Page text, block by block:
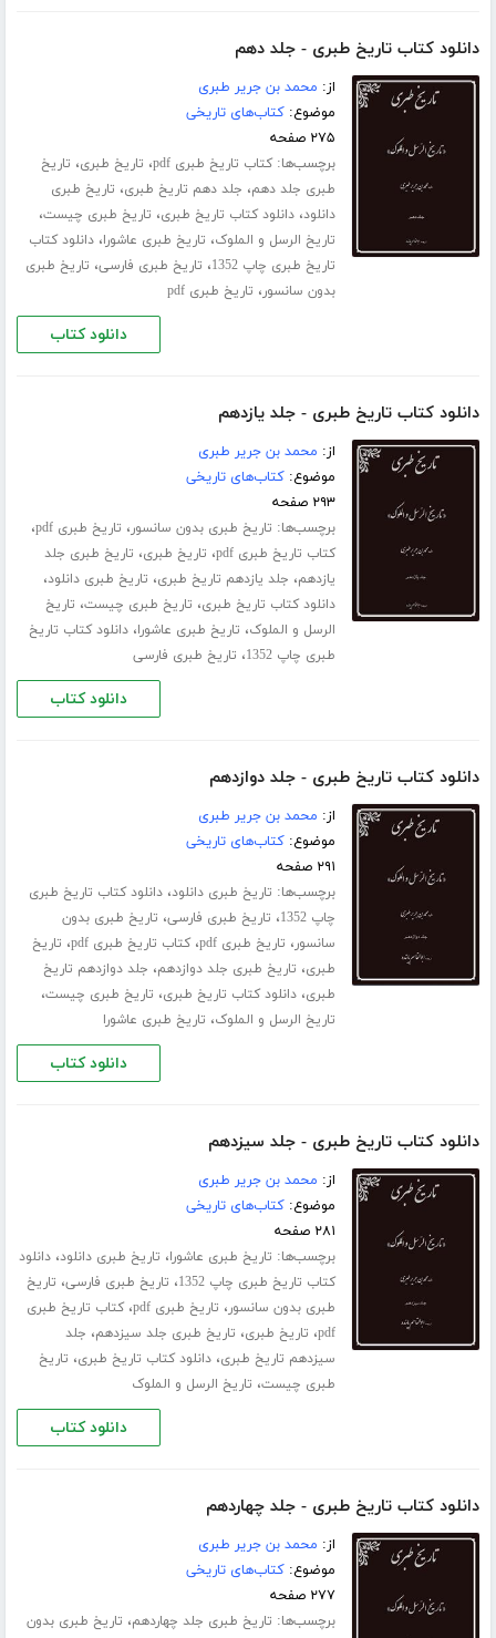
دانلود کتاب تاریخ طبری - جلد دهم
از: محمد بن جریر طبری
موضوع:کتاب‌های تاریخی
۲۷۵ صفحه
برچسب‌ها:کتاب تاریخ طبری pdf ، تاریخ طبری، تاریخ
طبری جلد ‌دهم، جلد دهم تاریخ طبری، تاریخ طبری
دانلود،دانلود کتاب تاریخ طبری، تاریخ طبری چیست،
تاریخ الرسل و الملوک، تاریخ طبری عاشورا،دانلود کتاب
تاریخ طبری چاپ 1352
، تاریخ طبری فارسی، تاریخ طبری
بدون سانسور، تاریخ طبری pdf
دانلود کتاب
دانلود کتاب تاریخ طبری - جلد یازدهم
از: محمد بن جریر طبری
موضوع:کتاب‌های تاریخی
۲۹۳ صفحه
برچسب‌ها: تاریخ طبری بدون سانسور، تاریخ طبری pdf ،
کتاب تاریخ طبری pdf ، تاریخ طبری، تاریخ طبری جلد
‌یازدهم، جلد یازدهم تاریخ طبری، تاریخ طبری دانلود،
دانلود کتاب تاریخ طبری، تاریخ طبری چیست، تاریخ
الرسل و الملوک، تاریخ طبری عاشورا،دانلود کتاب تاریخ
طبری چاپ 1352
، تاریخ طبری فارسی
دانلود کتاب
دانلود کتاب تاریخ طبری - جلد دوازدهم
از: محمد بن جریر طبری
موضوع:کتاب‌های تاریخی
۲۹۱ صفحه
برچسب‌ها: تاریخ طبری دانلود،دانلود کتاب تاریخ طبری
چاپ 1352
، تاریخ طبری فارسی، تاریخ طبری بدون
سانسور، تاریخ طبری pdf ،کتاب تاریخ طبری pdf ، تاریخ
طبری، تاریخ طبری جلد ‌دوازدهم، جلد دوازدهم تاریخ
طبری،دانلود کتاب تاریخ طبری، تاریخ طبری چیست،
تاریخ الرسل و الملوک، تاریخ طبری عاشورا
دانلود کتاب
دانلود کتاب تاریخ طبری - جلد سیزدهم
از: محمد بن جریر طبری
موضوع:کتاب‌های تاریخی
۲۸۱ صفحه
برچسب‌ها: تاریخ طبری عاشورا، تاریخ طبری دانلود،دانلود
کتاب تاریخ طبری چاپ 1352
، تاریخ طبری فارسی، تاریخ
طبری بدون سانسور، تاریخ طبری pdf ،کتاب تاریخ طبری
pdf، تاریخ طبری، تاریخ طبری جلد ‌سیزدهم، جلد
سیزدهم تاریخ طبری،دانلود کتاب تاریخ طبری، تاریخ
طبری چیست، تاریخ الرسل و الملوک
دانلود کتاب
دانلود کتاب تاریخ طبری - جلد چهاردهم
از: محمد بن جریر طبری
موضوع:کتاب‌های تاریخی
۲۷۷ صفحه
برچسب‌ها: تاریخ طبری جلد ‌چهاردهم، تاریخ طبری بدون